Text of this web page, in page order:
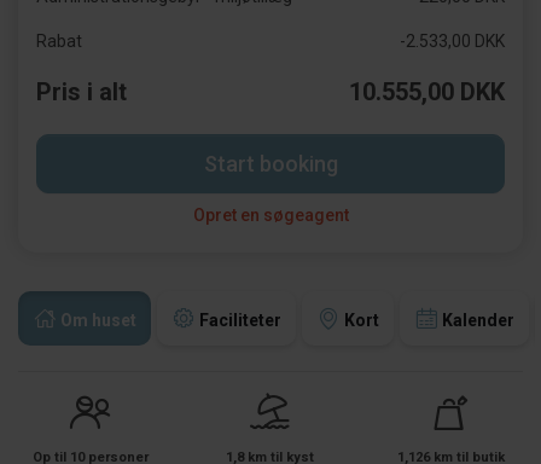
Om huset Faciliteter Kort Kalender
Op til 10 personer 1,8 km til kyst 1,126 km til butik
Rabat -2.533,00 DKK
Pris i alt 10.555,00 DKK
Start booking
Opret en søgeagent